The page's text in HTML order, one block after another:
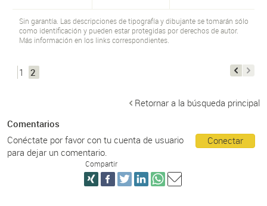
Sin garantía. Las descripciones de tipografía y dibujante se tomarán sólo
como identificación y pueden estar protegidas por derechos de autor.
Más información en los links correspondientes.
1 2
Retornar a la búsqueda principal
Comentarios
Conectar
Conéctate por favor con tu cuenta de usuario
para dejar un comentario.
Compartir